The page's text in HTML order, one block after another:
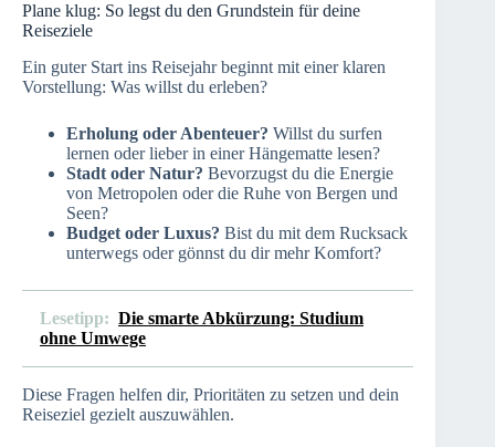
Plane klug: So legst du den Grundstein für deine
Reiseziele
Ein guter Start ins Reisejahr beginnt mit einer klaren
Vorstellung: Was willst du erleben?
Erholung oder Abenteuer? Willst du surfen
lernen oder lieber in einer Hängematte lesen?
Stadt oder Natur? Bevorzugst du die Energie
von Metropolen oder die Ruhe von Bergen und
Seen?
Budget oder Luxus? Bist du mit dem Rucksack
unterwegs oder gönnst du dir mehr Komfort?
Lesetipp: Die smarte Abkürzung: Studium
ohne Umwege
Diese Fragen helfen dir, Prioritäten zu setzen und dein
Reiseziel gezielt auszuwählen.